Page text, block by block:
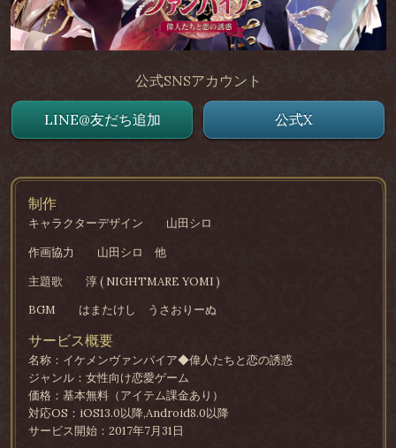
公式SNSアカウント
LINE@友だち追加 公式X
制作
キャラクターデザイン
山田シロ
作画協力
山田シロ 他
主題歌
淳 ( NIGHTMARE YOMI )
BGM
はまたけし うさおりーぬ
サービス概要
名称：イケメンヴァンパイア◆偉人たちと恋の誘惑
ジャンル：女性向け恋愛ゲーム
価格：基本無料（アイテム課金あり）
対応OS：iOS13.0以降,Android8.0以降
サービス開始：2017年7月31日